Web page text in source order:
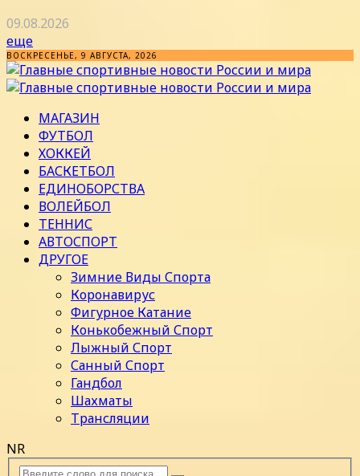
09.08.2026
еще
ВОСКРЕСЕНЬЕ, 9 АВГУСТА, 2026
МАГАЗИН
ФУТБОЛ
ХОККЕЙ
БАСКЕТБОЛ
ЕДИНОБОРСТВА
ВОЛЕЙБОЛ
ТЕННИС
АВТОСПОРТ
ДРУГОЕ
Зимние Виды Спорта
Коронавирус
Фигурное Катание
Конькобежный Спорт
Лыжный Спорт
Санный Спорт
Гандбол
Шахматы
Трансляции
NR